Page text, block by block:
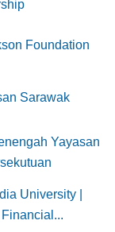
Foundation
Sarawak
Yayasan
University |